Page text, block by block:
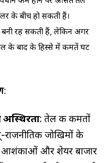
के बीच हो सकती हैं।
रह सकती हैं, लेकिन अगर
के बाद के हिस्से में कीमतें घट
:
अस्थिरता: तेल की कीमतों
जोखिमों के
आशंकाओं और शेयर बाजार